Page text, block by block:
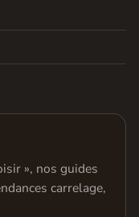
», nos guides
carrelage,